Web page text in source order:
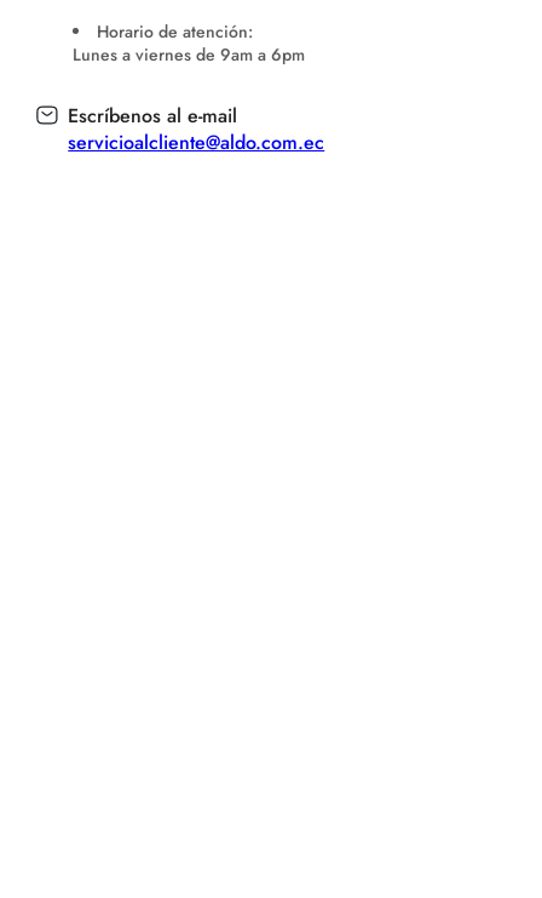
Horario de atención:
Lunes a viernes de 9am a 6pm
Escríbenos al e-mail
servicioalcliente@aldo.com.ec